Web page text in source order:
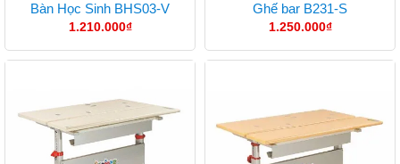
Bàn Học Sinh BHS03-V
1.210.000₫
Ghế bar B231-S
1.250.000₫